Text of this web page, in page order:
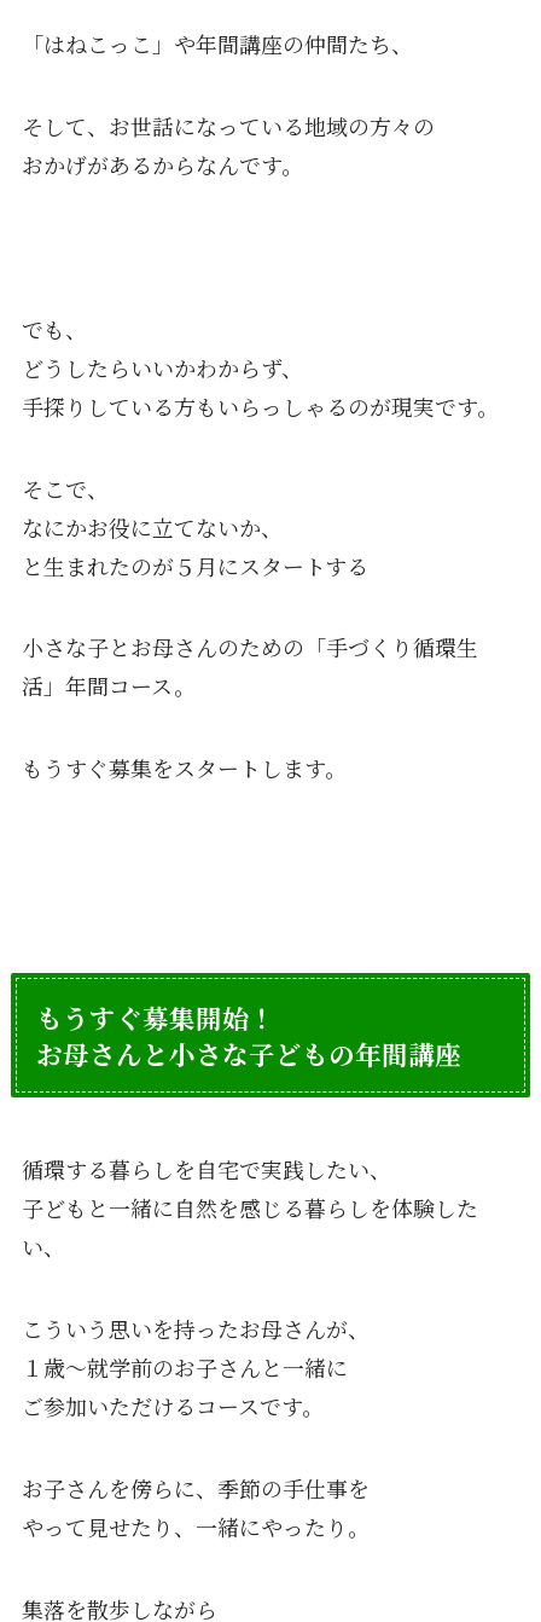
「はねこっこ」や年間講座の仲間たち、
そして、お世話になっている地域の方々の
おかげがあるからなんです。
でも、
どうしたらいいかわからず、
手探りしている方もいらっしゃるのが現実です。
そこで、
なにかお役に立てないか、
と生まれたのが５月にスタートする
小さな子とお母さんのための「手づくり循環生
活」年間コース。
もうすぐ募集をスタートします。
もうすぐ募集開始！
お母さんと小さな子どもの年間講座
循環する暮らしを自宅で実践したい、
子どもと一緒に自然を感じる暮らしを体験した
い、
こういう思いを持ったお母さんが、
１歳〜就学前のお子さんと一緒に
ご参加いただけるコースです。
お子さんを傍らに、季節の手仕事を
やって見せたり、一緒にやったり。
集落を散歩しながら